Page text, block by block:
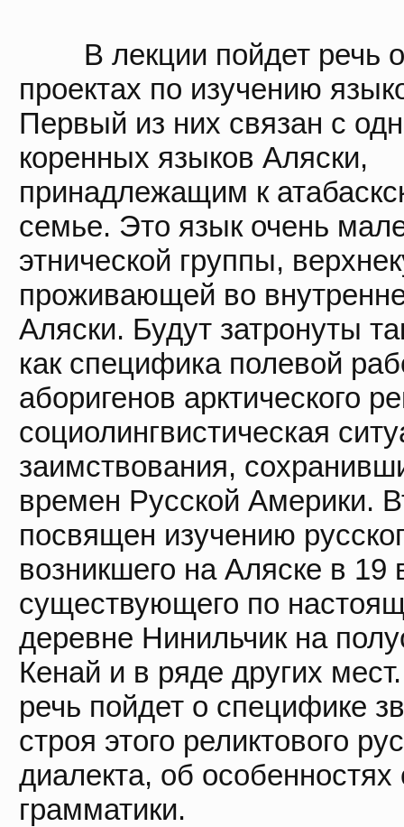
В лекции пойдет речь о
проектах по изучению
Первый из них связан с
коренных языков Аляски,
принадлежащим к
семье. Это язык очень
этнической группы,
проживающей во
Аляски. Будут затронуты
как специфика полевой
аборигенов арктического
социолингвистическая
заимствования,
времен Русской Америки.
посвящен изучению
возникшего на Аляске в 19
существующего по
деревне Нинильчик на
Кенай и в ряде других
речь пойдет о специфике
строя этого реликтового
диалекта, об особенностях
грамматики.